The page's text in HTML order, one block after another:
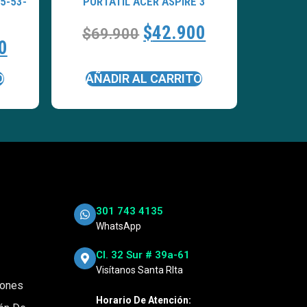
$69.900 $42.900
AÑADIR AL CARRITO
301 743 4135
WhatsApp
Cl. 32 Sur # 39a-61
Visítanos Santa RIta
Horario De Atención: